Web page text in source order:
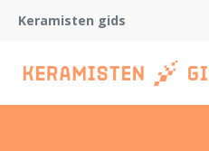
Keramisten gids